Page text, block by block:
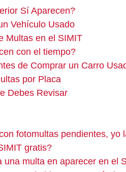
Sí Aparecen?
Vehículo Usado
Multas en el SIMIT
con el tiempo?
de Comprar un Carro
por Placa
Debes Revisar
fotomultas pendientes, yo
gratis?
una multa en aparecer en el